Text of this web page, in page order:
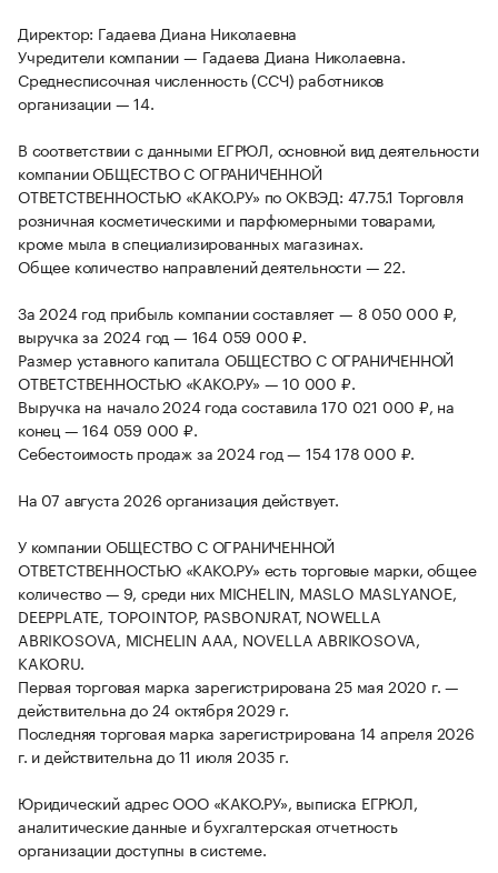
Директор: Гадаева Диана Николаевна
Учредители компании — Гадаева Диана Николаевна.
Среднесписочная численность (ССЧ) работников
организации — 14.
В соответствии с данными ЕГРЮЛ, основной вид деятельности
компании ОБЩЕСТВО С ОГРАНИЧЕННОЙ
ОТВЕТСТВЕННОСТЬЮ «КАКО.РУ» по ОКВЭД: 47.75.1 Торговля
розничная косметическими и парфюмерными товарами,
кроме мыла в специализированных магазинах.
Общее количество направлений деятельности — 22.
За 2024 год прибыль компании составляет — 8 050 000 ₽,
выручка за 2024 год — 164 059 000 ₽.
Размер уставного капитала ОБЩЕСТВО С ОГРАНИЧЕННОЙ
ОТВЕТСТВЕННОСТЬЮ «КАКО.РУ» — 10 000 ₽.
Выручка на начало 2024 года составила 170 021 000 ₽, на
конец — 164 059 000 ₽.
Себестоимость продаж за 2024 год — 154 178 000 ₽.
На 07 августа 2026 организация действует.
У компании ОБЩЕСТВО С ОГРАНИЧЕННОЙ
ОТВЕТСТВЕННОСТЬЮ «КАКО.РУ» есть торговые марки, общее
количество — 9, среди них MICHELIN, MASLO MASLYANOE,
DEEPPLATE, TOPOINTOP, PASBONJRAT, NOWELLA
ABRIKOSOVA, MICHELIN AAA, NOVELLA ABRIKOSOVA,
KAKORU.
Первая торговая марка зарегистрирована 25 мая 2020 г. —
действительна до 24 октября 2029 г.
Последняя торговая марка зарегистрирована 14 апреля 2026
г. и действительна до 11 июля 2035 г.
Юридический адрес ООО «КАКО.РУ», выписка ЕГРЮЛ,
аналитические данные и бухгалтерская отчетность
организации доступны в системе.